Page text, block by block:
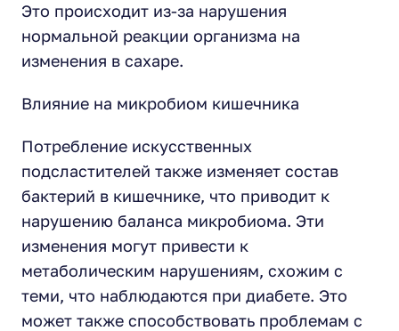
Это происходит из-за нарушения
нормальной реакции организма на
изменения в сахаре.
Влияние на микробиом кишечника
Потребление искусственных
подсластителей также изменяет состав
бактерий в кишечнике, что приводит к
нарушению баланса микробиома. Эти
изменения могут привести к
метаболическим нарушениям, схожим с
теми, что наблюдаются при диабете. Это
может также способствовать проблемам с